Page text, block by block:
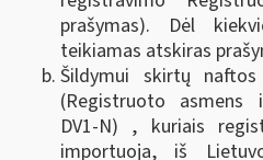
prašymas). Dėl
teikiamas atskiras
Šildymui skirtų
(Registruoto asmens
DV1-N) , kuriais
importuoja, iš